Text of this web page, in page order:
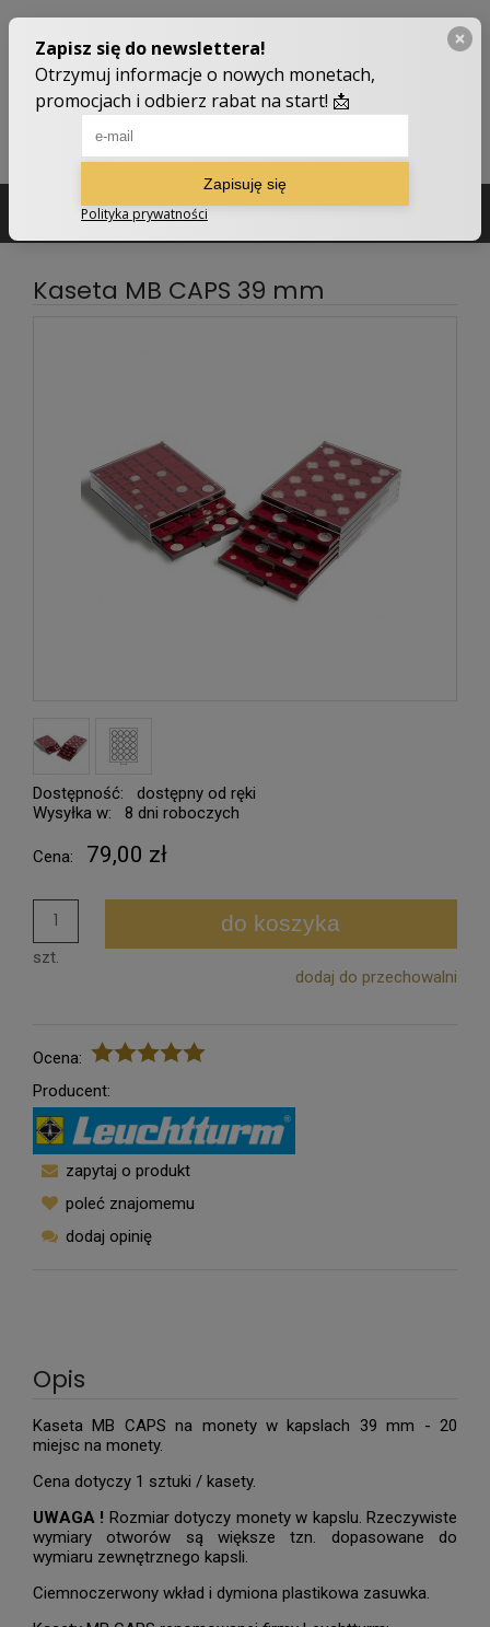
Kaseta MB CAPS 39 mm
Dostępność:
dostępny od ręki
Wysyłka w:
8 dni roboczych
Cena: 79,00 zł
szt.
do koszyka
dodaj do przechowalni
Ocena:
Producent:
zapytaj o produkt
poleć znajomemu
dodaj opinię
Opis
Kaseta MB CAPS na monety w kapslach 39 mm - 20
miejsc na monety.
Cena dotyczy 1 sztuki / kasety.
UWAGA ! Rozmiar dotyczy monety w kapslu. Rzeczywiste
wymiary otworów są większe tzn. dopasowane do
wymiaru zewnętrznego kapsli.
Ciemnoczerwony wkład i dymiona plastikowa zasuwka.